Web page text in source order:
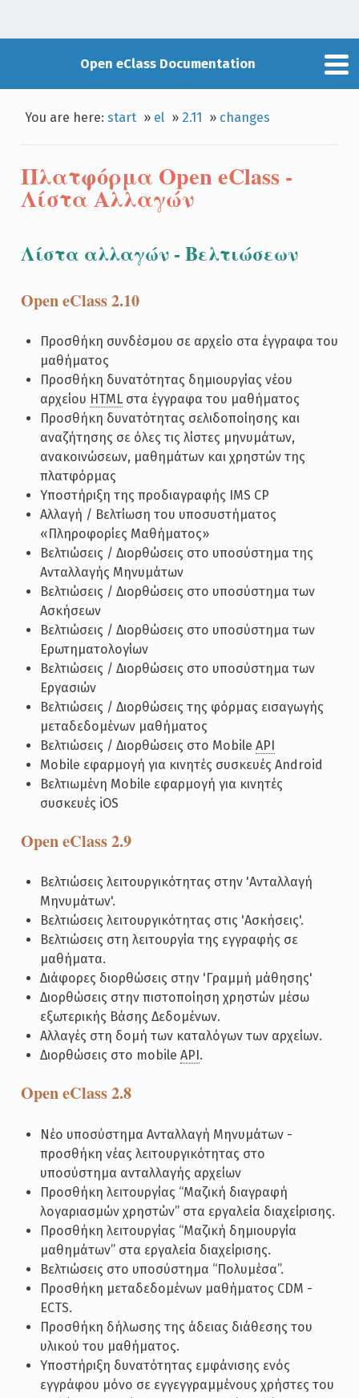
Open eClass Documentation
You are here:start » el » 2.11 » changes
Πλατφόρμα Open eClass -
Λίστα Αλλαγών
Λίστα αλλαγών - Bελτιώσεων
Open eClass 2.10
Προσθήκη συνδέσμου σε αρχείο στα έγγραφα του
μαθήματος
Προσθήκη δυνατότητας δημιουργίας νέου
αρχείου HTMLστα έγγραφα του μαθήματος
Προσθήκη δυνατότητας σελιδοποίησης και
αναζήτησης σε όλες τις λίστες μηνυμάτων,
ανακοινώσεων, μαθημάτων και χρηστών της
πλατφόρμας
Υποστήριξη της προδιαγραφής IMS CP
Αλλαγή / Βελτίωση του υποσυστήματος
«Πληροφορίες Μαθήματος»
Βελτιώσεις / Διορθώσεις στο υποσύστημα της
Ανταλλαγής Μηνυμάτων
Βελτιώσεις / Διορθώσεις στο υποσύστημα των
Ασκήσεων
Βελτιώσεις / Διορθώσεις στο υποσύστημα των
Ερωτηματολογίων
Βελτιώσεις / Διορθώσεις στο υποσύστημα των
Εργασιών
Βελτιώσεις / Διορθώσεις της φόρμας εισαγωγής
μεταδεδομένων μαθήματος
Βελτιώσεις / Διορθώσεις στο Mobile API
Mobile εφαρμογή για κινητές συσκευές Android
Βελτιωμένη Mobile εφαρμογή για κινητές
συσκευές iOS
Open eClass 2.9
Βελτιώσεις λειτουργικότητας στην 'Ανταλλαγή
Μηνυμάτων'.
Βελτιώσεις λειτουργικότητας στις 'Ασκήσεις'.
Βελτιώσεις στη λειτουργία της εγγραφής σε
μαθήματα.
Διάφορες διορθώσεις στην 'Γραμμή μάθησης'
Διορθώσεις στην πιστοποίηση χρηστών μέσω
εξωτερικής Βάσης Δεδομένων.
Αλλαγές στη δομή των καταλόγων των αρχείων.
Διορθώσεις στο mobile API .
Open eClass 2.8
Νέο υποσύστημα Ανταλλαγή Μηνυμάτων -
προσθήκη νέας λειτουργικότητας στο
υποσύστημα ανταλλαγής αρχείων
Προσθήκη λειτουργίας “Μαζική διαγραφή
λογαριασμών χρηστών” στα εργαλεία διαχείρισης.
Προσθήκη λειτουργίας “Μαζική δημιουργία
μαθημάτων” στα εργαλεία διαχείρισης.
Βελτιώσεις στο υποσύστημα “Πολυμέσα”.
Προσθήκη μεταδεδομένων μαθήματος CDM -
ECTS.
Προσθήκη δήλωσης της άδειας διάθεσης του
υλικού του μαθήματος.
Υποστήριξη δυνατότητας εμφάνισης ενός
εγγράφου μόνο σε εγγεγγραμμένους χρήστες του